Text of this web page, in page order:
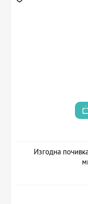
Изгодна